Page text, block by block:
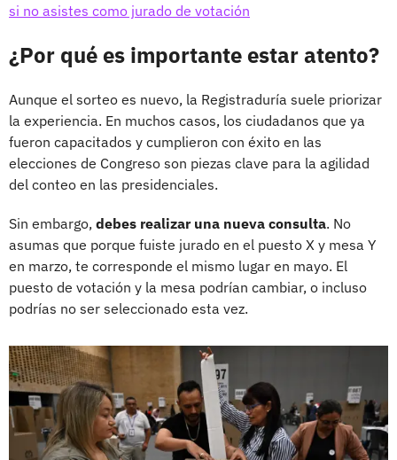
si no asistes como jurado de votación
¿Por qué es importante estar atento?
Aunque el sorteo es nuevo, la Registraduría suele priorizar
la experiencia. En muchos casos, los ciudadanos que ya
fueron capacitados y cumplieron con éxito en las
elecciones de Congreso son piezas clave para la agilidad
del conteo en las presidenciales.
Sin embargo, debes realizar una nueva consulta. No
asumas que porque fuiste jurado en el puesto X y mesa Y
en marzo, te corresponde el mismo lugar en mayo. El
puesto de votación y la mesa podrían cambiar, o incluso
podrías no ser seleccionado esta vez.